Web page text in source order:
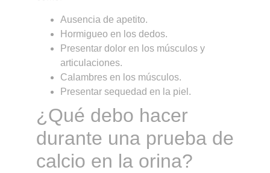
Ausencia de apetito.
Hormigueo en los dedos.
Presentar dolor en los músculos y
articulaciones.
Calambres en los músculos.
Presentar sequedad en la piel.
¿Qué debo hacer
durante una prueba de
calcio en la orina?